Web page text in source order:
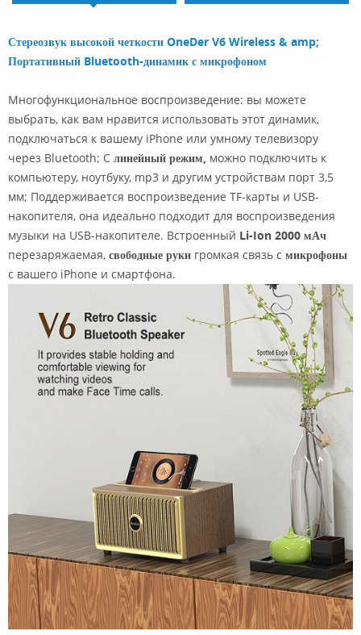
Стереозвук высокой четкости OneDer V6 Wireless & amp;
Портативный Bluetooth-динамик с микрофоном
Многофункциональное воспроизведение: вы можете
выбрать, как вам нравится использовать этот динамик,
подключаться к вашему iPhone или умному телевизору
через Bluetooth; С линейный режим, можно подключить к
компьютеру, ноутбуку, mp3 и другим устройствам порт 3,5
мм; Поддерживается воспроизведение TF-карты и USB-
накопителя, она идеально подходит для воспроизведения
музыки на USB-накопителе. Встроенный Li-Ion 2000 мАч
перезаряжаемая, свободные руки громкая связь с микрофоны
с вашего iPhone и смартфона.